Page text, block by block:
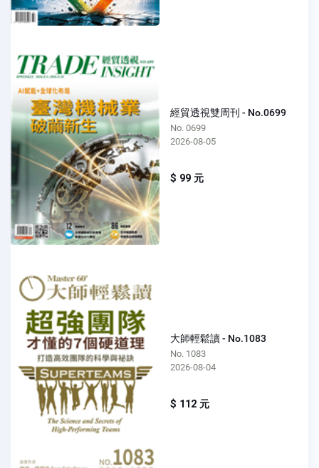
經貿透視雙周刊 - No.0699
No. 0699
2026-08-05
$ 99 元
大師輕鬆讀 - No.1083
No. 1083
2026-08-04
$ 112 元